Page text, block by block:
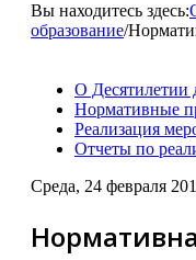
Вы находитесь здесь:
образование/
О Десятилетии
Нормативные
Реализация
Отчеты по
Среда, 24 февраля